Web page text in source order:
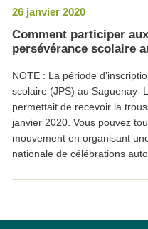
26 janvier 2020
Comment participer
persévérance scolaire
NOTE : La période
scolaire (JPS) au
permettait de recevoir la
janvier 2020. Vous pouvez
mouvement en organisant
nationale de célébrations